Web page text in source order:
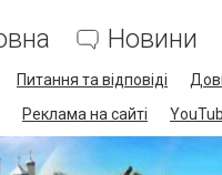
Новини
Питання та відповіді
Реклама на сайті